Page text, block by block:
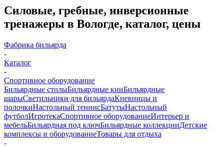
Силовые, гребные, инверсионные
тренажеры в Вологде, каталог, цены
Фабрика бильярда
-
Каталог
-
Спортивное оборудование
Бильярдные столыБильярдные кииБильярдные
шарыСветильники для бильярдаКиевницы и
полочкиНастольный теннисБатутыНастольный
футболИгротекаСпортивное оборудованиеИнтерьер и
мебельБильярдная под ключБильярдные коллекцииДетские
комплексы и оборудованиеТовары для отдыха
-